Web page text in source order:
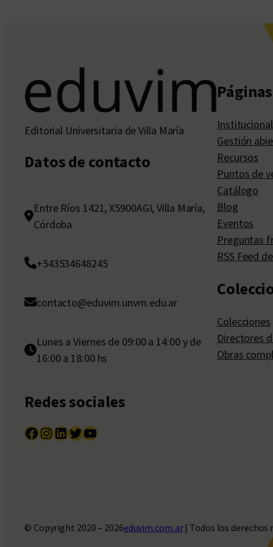
Editorial Universitaria de Villa María
Datos de contacto
Entre Ríos 1421, X5900AGI, Villa María,
Córdoba
+543534648245
contacto@eduvim.unvm.edu.ar
Lunes a Viernes de 09:00 a 14:00 y de
16:00 a 18:00 hs
Redes sociales
Facebook InstagramLinkedIn Twitter YouTube
Institucional
Gestión
Recursos
Puntos de
Catálogo
Blog
Eventos
Preguntas
RSS Feed
Colecciones
Directores
Obras
© Copyright 2020 – 2026eduvim.com.ar| Todos los derechos